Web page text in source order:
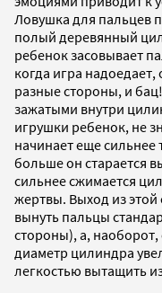
Ловушка для пальцев
полый деревянный
ребенок засовывает
когда игра надоедает,
разные стороны, и
зажатыми внутри
игрушки ребенок, не
начинает еще сильнее
больше он старается
сильнее сжимается
жертвы. Выход из этой
вынуть пальцы
стороны), а,
диаметр цилиндра
легкостью вытащить